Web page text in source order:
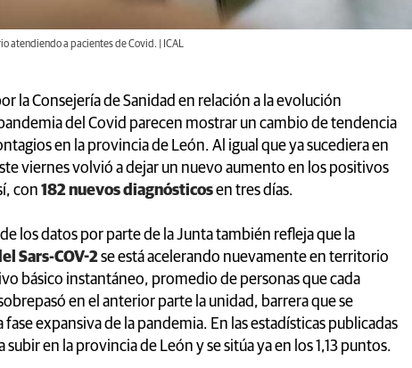
atendiendo a pacientes de Covid. | ICAL
la Consejería de Sanidad en relación a la evolución
del Covid parecen mostrar un cambio de tendencia
en la provincia de León. Al igual que ya sucediera en
viernes volvió a dejar un nuevo aumento en los positivos
con 182 nuevos diagnósticosen tres días.
los datos por parte de la Junta también refleja que la
Sars-COV-2se está acelerando nuevamente en territorio
básico instantáneo, promedio de personas que cada
en el anterior parte la unidad, barrera que se
expansiva de la pandemia. En las estadísticas publicadas
en la provincia de León y se sitúa ya en los 1,13 puntos.